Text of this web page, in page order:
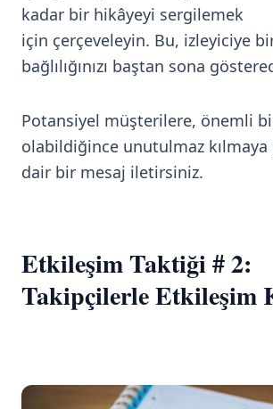
kadar bir hikâyeyi sergilemek
için çerçeveleyin. Bu, izleyiciye
bağlılığınızı baştan sona
Potansiyel müşterilere, önemli
olabildiğince unutulmaz kılmaya
dair bir mesaj iletirsiniz.
Etkileşim Taktiği # 2:
Takipçilerle Etkileşim